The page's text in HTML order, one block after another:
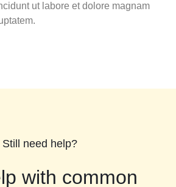
ut labore et dolore magnam
Still need help?
with common